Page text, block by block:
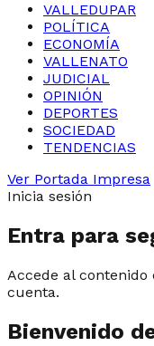
VALLEDUPAR
POLÍTICA
ECONOMÍA
VALLENATO
JUDICIAL
OPINIÓN
DEPORTES
SOCIEDAD
TENDENCIAS
Ver Portada Impresa
Inicia sesión
Entra para
Accede al
cuenta.
Bienvenido